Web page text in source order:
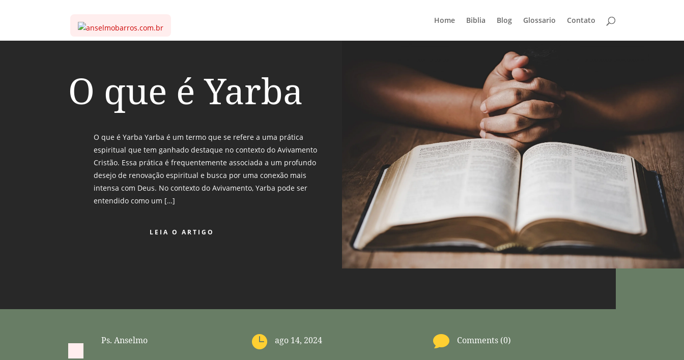
Home Biblia Blog Glossario Contato
O que é Yarba
O que é Yarba Yarba é um termo que se refere a uma prática
espiritual que tem ganhado destaque no contexto do Avivamento
Cristão. Essa prática é frequentemente associada a um profundo
desejo de renovação espiritual e busca por uma conexão mais
intensa com Deus. No contexto do Avivamento, Yarba pode ser
entendido como um […]
LEIA O ARTIGO
Ps. Anselmo  ago 14, 2024  Comments (0)